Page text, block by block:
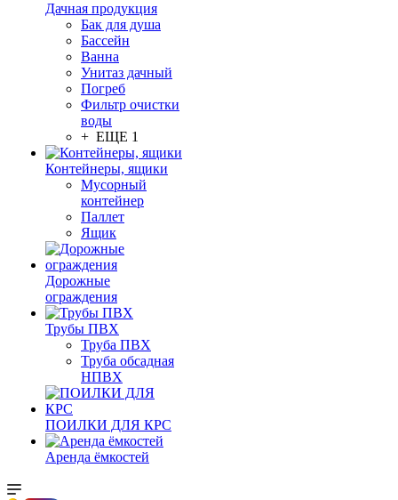
Дачная продукция
Бак для душа
Бассейн
Ванна
Унитаз дачный
Погреб
Фильтр очистки
воды
+ ЕЩЕ 1
Контейнеры, ящики
Мусорный
контейнер
Паллет
Ящик
Дорожные
ограждения
Трубы ПВХ
Труба ПВХ
Труба обсадная
НПВХ
ПОИЛКИ ДЛЯ КРС
Аренда ёмкостей